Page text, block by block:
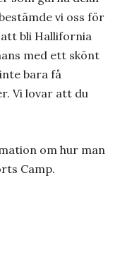
vi oss för
bli Hallifornia
med ett skönt
bara få
Vi lovar att du
om hur man
Camp.